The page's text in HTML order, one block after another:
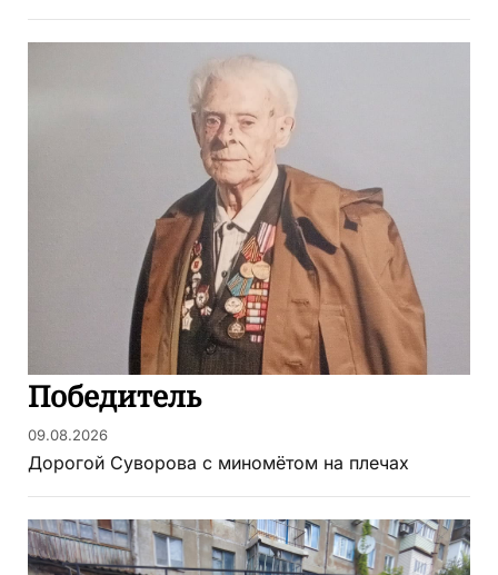
Победитель
09.08.2026
Дорогой Суворова с миномётом на плечах